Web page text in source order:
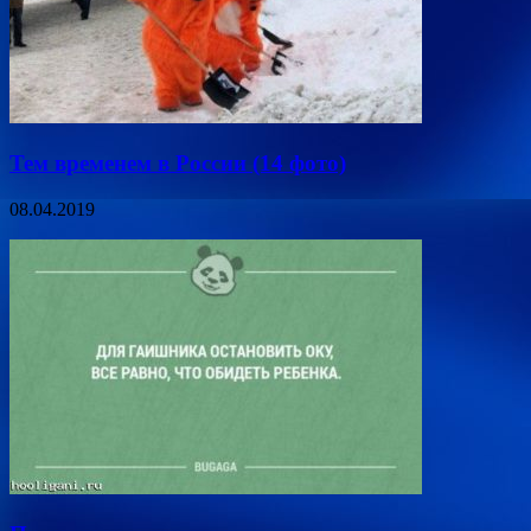
Тем временем в России (14 фото)
08.04.2019